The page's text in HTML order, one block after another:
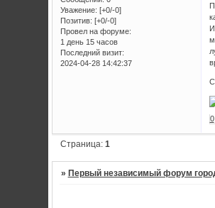
Уважение: [+0/-0]
Позитив: [+0/-0]
Провел на форуме:
1 день 15 часов
Последний визит:
2024-04-28 14:42:37
0
Страница: 1
» Первый независимый форум